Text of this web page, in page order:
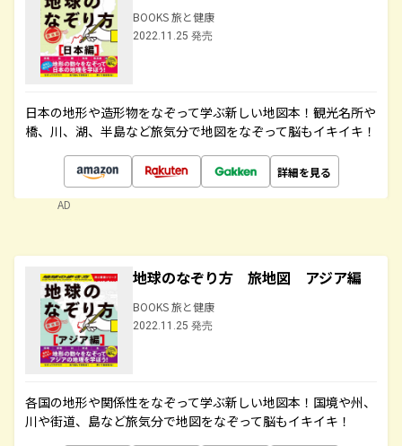
BOOKS 旅と健康
2022.11.25 発売
日本の地形や造形物をなぞって学ぶ新しい地図本！観光名所や
橋、川、湖、半島など旅気分で地図をなぞって脳もイキイキ！
詳細を見る
AD
地球のなぞり方 旅地図 アジア編
BOOKS 旅と健康
2022.11.25 発売
各国の地形や関係性をなぞって学ぶ新しい地図本！国境や州、
川や街道、島など旅気分で地図をなぞって脳もイキイキ！